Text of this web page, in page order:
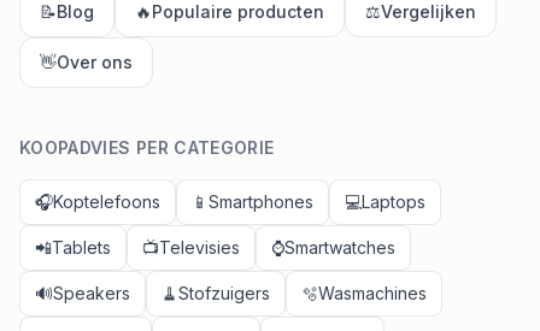
📝Blog 🔥Populaire producten ⚖️Vergelijken
👋Over ons
KOOPADVIES PER CATEGORIE
🎧Koptelefoons 📱 Smartphones 💻Laptops
📲Tablets 📺Televisies ⌚Smartwatches
🔊Speakers 🧹Stofzuigers 🫧Wasmachines